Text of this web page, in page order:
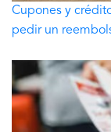
Cupones y
pedir un